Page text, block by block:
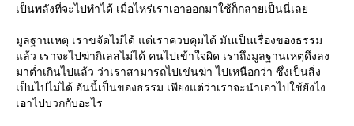
เป็นพลังที่จะไปทำได้ เมื่อไหร่เราเอาออกมาใช้ก็กลายเป็นนี่เล
มูลฐานเหตุ เราขจัดไม่ได้ แต่เราควบคุมได้ มันเป็นเรื่องของธรรม
ล้ว เราจะไปฆ่ากิเลสไม่ได้ คนไปเข้าใจผิด เราถึงมูลฐานเหตุดึงลง
มาต่ำเกินไปแล้ว ว่าเราสามารถไปเข่นฆ่า ไปเหนือกว่า ซึ่งเป็นสิ่ง
เป็นไปไม่ได้ อันนี้เป็นของธรรม เพียงแต่ว่าเราจะนำเอาไปใช้ยังไง
เอาไปบวกกับอะไร